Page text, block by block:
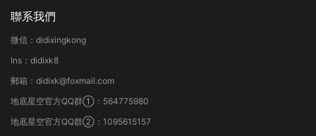
聯系我們
微信：didixingkong
Ins：didixk8
郵箱：didixk@foxmail.com
地底星空官方QQ群①：564775980
地底星空官方QQ群②：1095615157